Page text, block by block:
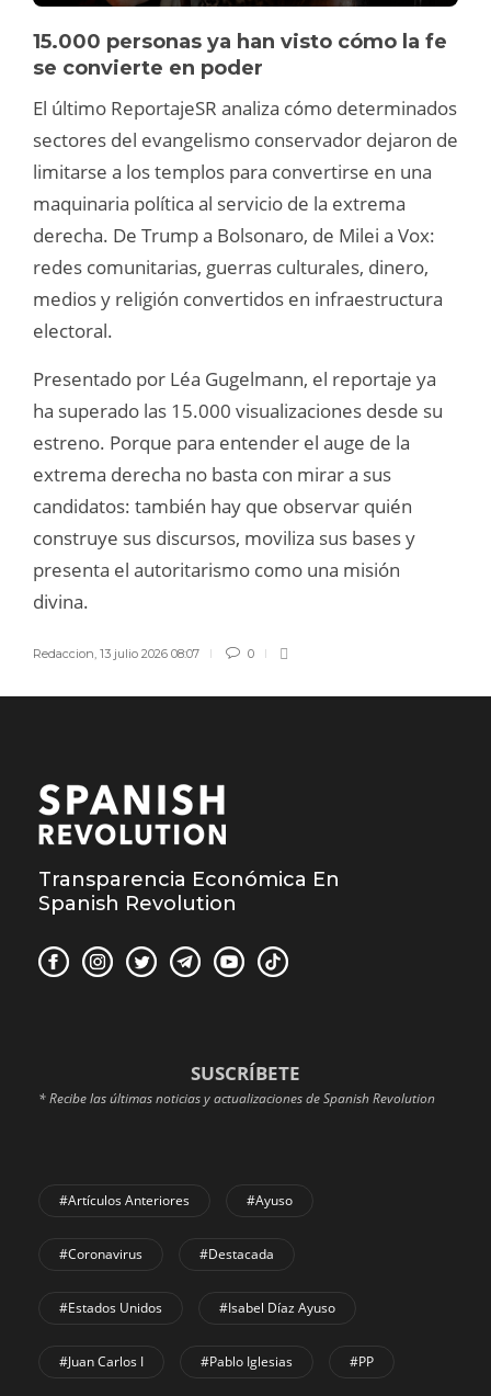
15.000 personas ya han visto cómo la fe
se convierte en poder
El último ReportajeSR analiza cómo determinados
sectores del evangelismo conservador dejaron de
limitarse a los templos para convertirse en una
maquinaria política al servicio de la extrema
derecha. De Trump a Bolsonaro, de Milei a Vox:
redes comunitarias, guerras culturales, dinero,
medios y religión convertidos en infraestructura
electoral.
Presentado por Léa Gugelmann, el reportaje ya
ha superado las 15.000 visualizaciones desde su
estreno. Porque para entender el auge de la
extrema derecha no basta con mirar a sus
candidatos: también hay que observar quién
construye sus discursos, moviliza sus bases y
presenta el autoritarismo como una misión
divina.
Redaccion, 13 julio 2026 08:07 0
Transparencia Económica En
Spanish Revolution
SUSCRÍBETE
* Recibe las últimas noticias y actualizaciones de Spanish Revolution
#Artículos Anteriores #Ayuso
#coronavirus #Destacada
#Estados Unidos #Isabel Díaz Ayuso
#Juan Carlos I #Pablo Iglesias #PP